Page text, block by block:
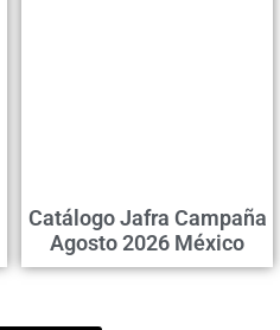
Catálogo Jafra Campaña
Agosto 2026 México